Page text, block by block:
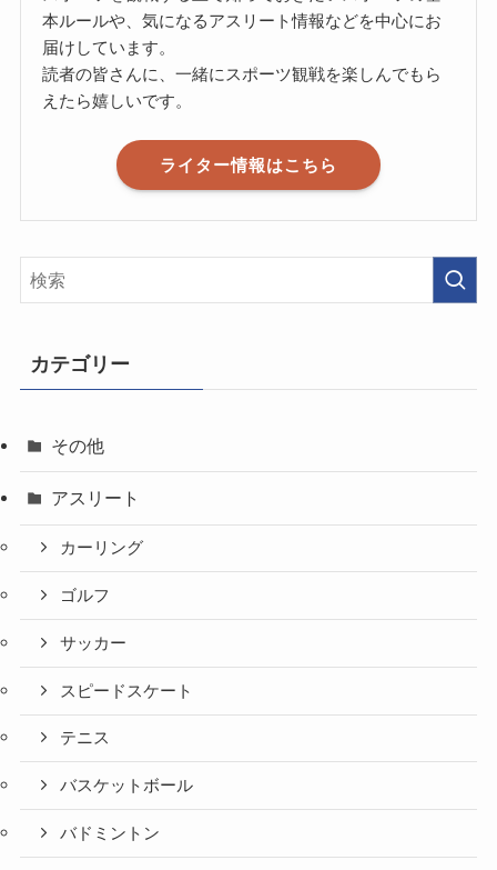
本ルールや、気になるアスリート情報などを中心にお
届けしています。
読者の皆さんに、一緒にスポーツ観戦を楽しんでもら
えたら嬉しいです。
ライター情報はこちら
カテゴリー
その他
アスリート
カーリング
ゴルフ
サッカー
スピードスケート
テニス
バスケットボール
バドミントン